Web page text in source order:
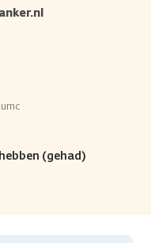
(gehad)